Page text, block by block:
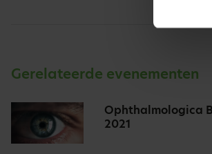
Gerelateerde evenementen
Ophthalmologica
2021